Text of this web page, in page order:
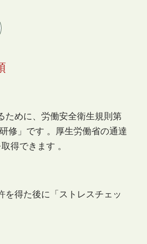
めに、労働安全衛生規則第
修」です 。厚生労働省の通達
得できます 。
を得た後に 「ストレスチェッ